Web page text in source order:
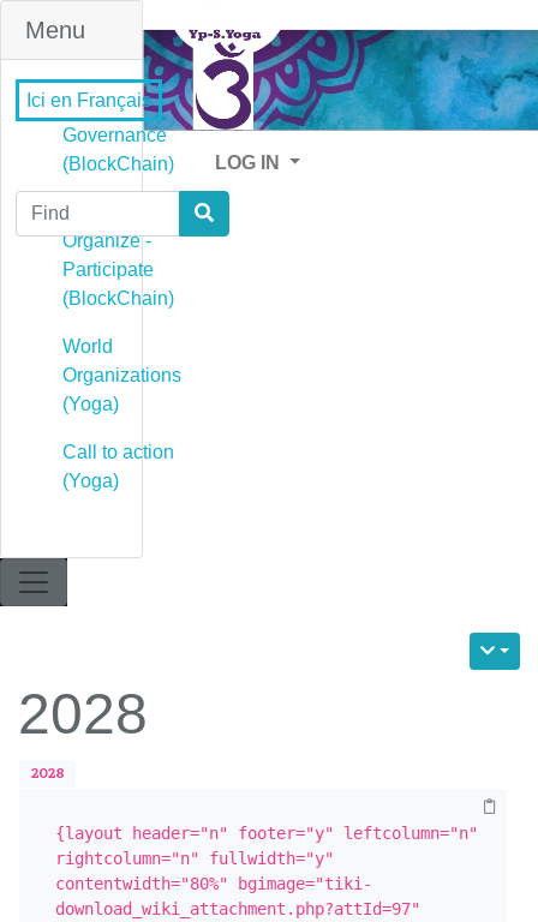
Menu
Governance
(BlockChain)
Governance -
Organize -
Participate
(BlockChain)
World
Organizations
(Yoga)
Call to action
(Yoga)
Ici en Français
LOG IN
Find
2028
2028
{layout header="n" footer="y" leftcolumn="n"
rightcolumn="n" fullwidth="y"
contentwidth="80%" bgimage="tiki-
download_wiki_attachment.php?attId=97"